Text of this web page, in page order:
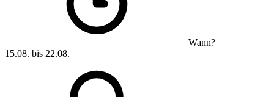
Wann?
15.08. bis 22.08.